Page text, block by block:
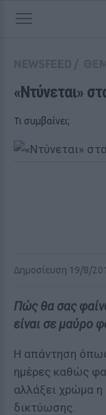
«Ντύνεται»
Τι συμβαίνει;
Δημοσίευση 19/8/
Πώς θα σας
είναι σε μαύρο
Η απάντηση
ημέρες καθώς
αλλάξει χρώμα
δικτύωσης.